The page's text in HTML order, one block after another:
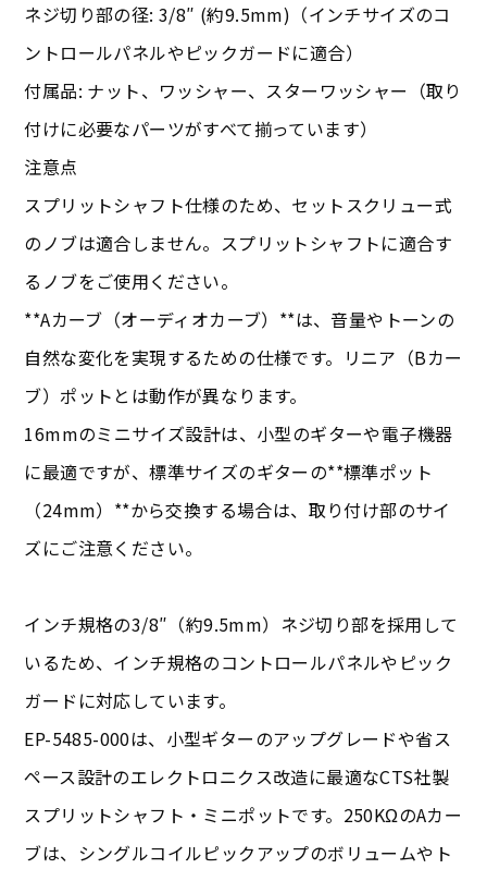
ネジ切り部の径: 3/8″ (約9.5mm)（インチサイズのコ
ントロールパネルやピックガードに適合）
付属品: ナット、ワッシャー、スターワッシャー（取り
付けに必要なパーツがすべて揃っています）
注意点
スプリットシャフト仕様のため、セットスクリュー式
のノブは適合しません。スプリットシャフトに適合す
るノブをご使用ください。
**Aカーブ（オーディオカーブ）**は、音量やトーンの
自然な変化を実現するための仕様です。リニア（Bカー
ブ）ポットとは動作が異なります。
16mmのミニサイズ設計は、小型のギターや電子機器
に最適ですが、標準サイズのギターの**標準ポット
（24mm）**から交換する場合は、取り付け部のサイ
ズにご注意ください。
インチ規格の3/8″（約9.5mm）ネジ切り部を採用して
いるため、インチ規格のコントロールパネルやピック
ガードに対応しています。
EP-5485-000は、小型ギターのアップグレードや省ス
ペース設計のエレクトロニクス改造に最適なCTS社製
スプリットシャフト・ミニポットです。250KΩのAカー
ブは、シングルコイルピックアップのボリュームやト